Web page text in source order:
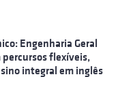
Engenharia Geral
percursos flexíveis,
integral em inglês